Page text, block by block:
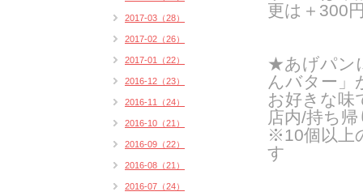
更は＋300
★あげパン
んバター」
お好きな味
店内/持ち
※10個以上
す
2017-03（28）
2017-02（26）
2017-01（22）
2016-12（23）
2016-11（24）
2016-10（21）
2016-09（22）
2016-08（21）
2016-07（24）